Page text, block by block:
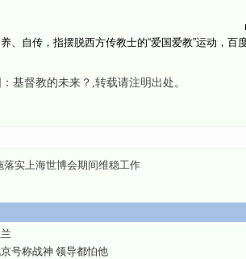
、自传，指摆脱西方传教士的“爱国爱教”运动，百
基督教的未来？ ,转载请注明出处。
落实上海世博会期间维稳工作
号称战神 领导都怕他